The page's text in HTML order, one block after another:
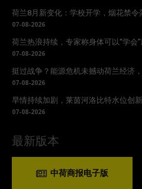
荷兰8月新变化：学校开学，烟花禁令
07-08-2026
荷兰热浪持续，专家称身体可以“学会
07-08-2026
挺过战争？能源危机未撼动荷兰经济
07-08-2026
旱情持续加剧，莱茵河洛比特水位创
07-08-2026
最新版本
中荷商报电子版